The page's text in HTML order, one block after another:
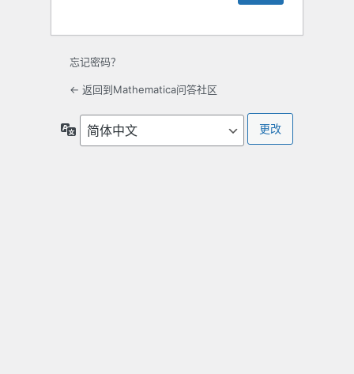
忘记密码？
← 返回到Mathematica问答社区
言